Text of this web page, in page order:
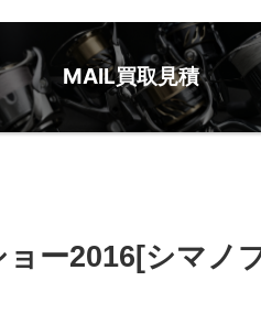
MAIL買取見積
ー2016[シマノ